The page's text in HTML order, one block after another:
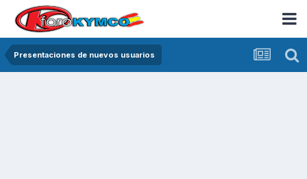
Presentaciones de nuevos usuarios